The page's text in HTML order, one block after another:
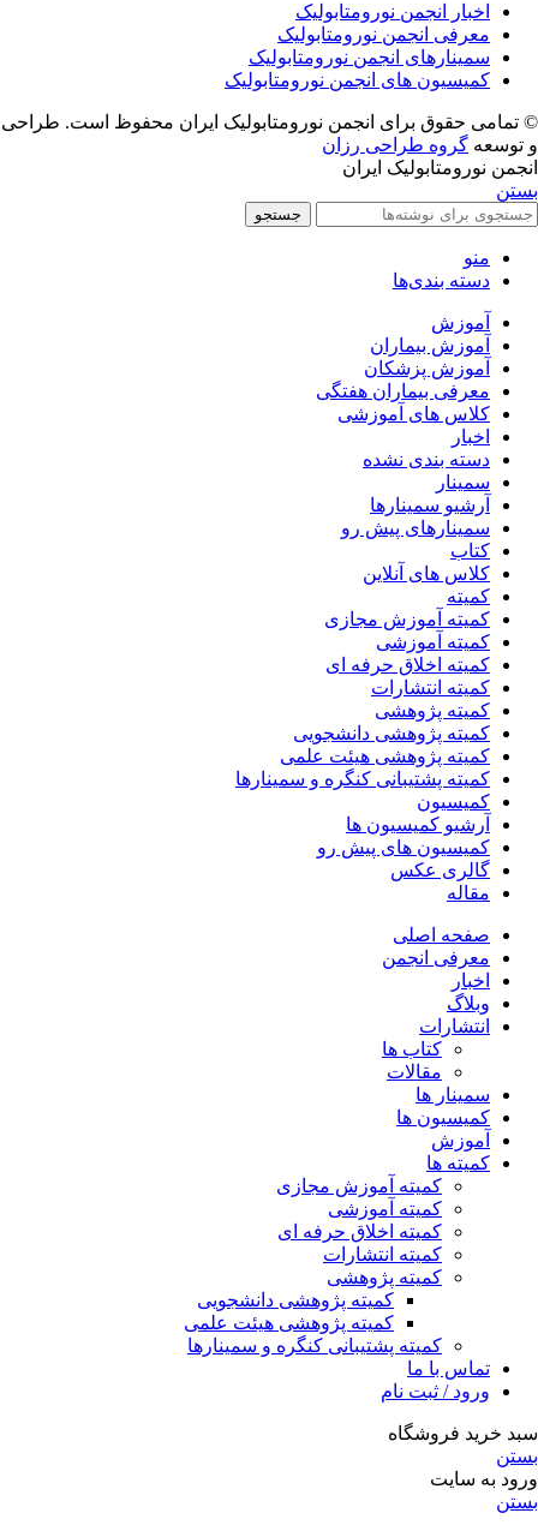
اخبار انجمن نورومتابولیک
معرفی انجمن نورومتابولیک
سمینارهای انجمن نورومتابولیک
کمیسیون های انجمن نورومتابولیک
© تمامی حقوق برای انجمن نورومتابولیک ایران محفوظ است. طراحی
و توسعه گروه طراحی رزان
انجمن نورومتابولیک ایران
بستن
جستجو
منو
دسته بندی‌ها
آموزش
آموزش بیماران
آموزش پزشکان
معرفی بیماران هفتگی
کلاس های آموزشی
اخبار
دسته بندی نشده
سمینار
آرشیو سمینارها
سمینارهای پیش رو
کتاب
کلاس های آنلاین
کمیته
کمیته آموزش مجازی
کمیته آموزشی
کمیته اخلاق حرفه ای
کمیته انتشارات
کمیته پژوهشی
کمیته پژوهشی دانشجویی
کمیته پژوهشی هیئت علمی
کمیته پشتیبانی کنگره و سمینارها
کمیسیون
آرشیو کمیسیون ها
کمیسیون های پیش رو
گالری عکس
مقاله
صفحه اصلی
معرفی انجمن
اخبار
وبلاگ
انتشارات
کتاب ها
مقالات
سمینار ها
کمیسیون ها
آموزش
کمیته ها
کمیته آموزش مجازی
کمیته آموزشی
کمیته اخلاق حرفه ای
کمیته انتشارات
کمیته پژوهشی
کمیته پژوهشی دانشجویی
کمیته پژوهشی هیئت علمی
کمیته پشتیبانی کنگره و سمینارها
تماس با ما
ورود / ثبت نام
سبد خرید فروشگاه
بستن
ورود به سایت
بستن